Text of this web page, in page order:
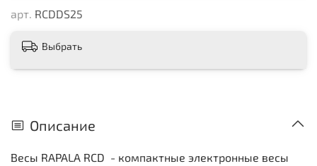
арт. RCDDS25
Выбрать
Описание
Весы RAPALA RCD - компактные электронные весы